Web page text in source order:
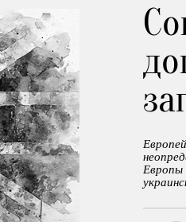
Европы